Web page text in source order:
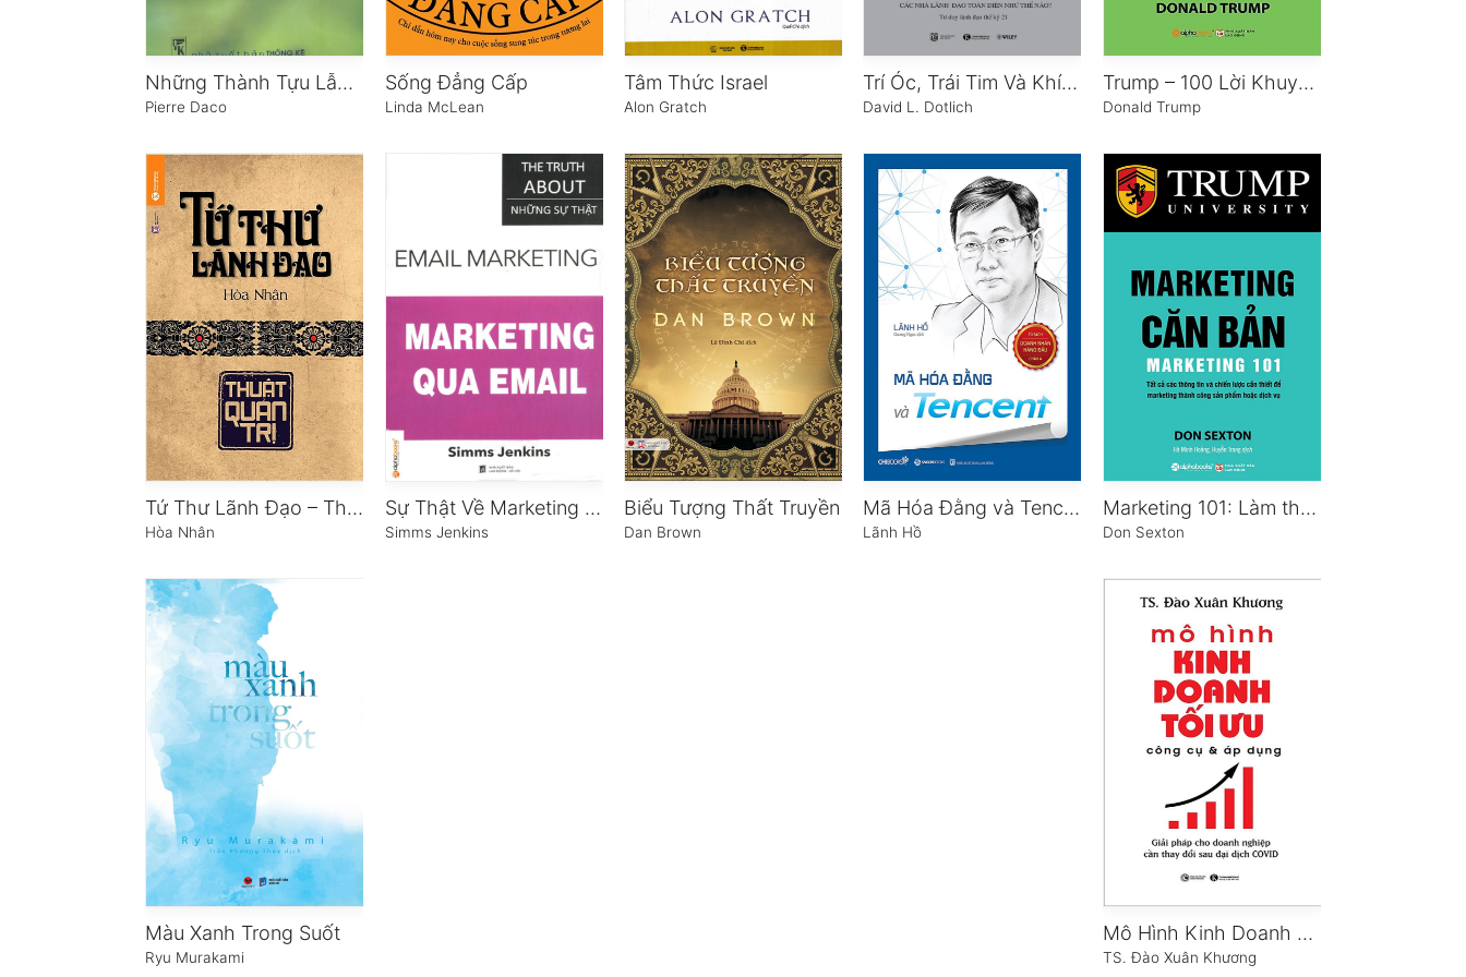
Những Thành Tựu Lẫy Lừng Trong Tâm Lý Học Hiện Đại
Pierre Daco
Sống Đẳng Cấp
Linda McLean
Tâm Thức Israel
Alon Gratch
Trí Óc, Trái Tim Và Khí Phách
David L. Dotlich
Trump – 100 Lời Khuyên Đầu Tư Bất Động Sản Khôn Ngoan Nhất
Donald Trump
Tứ Thư Lãnh Đạo – Thuật Quản Trị
Hòa Nhân
Sự Thật Về Marketing Qua Email
Simms Jenkins
Biểu Tượng Thất Truyền
Dan Brown
Mã Hóa Đằng và Tencent
Lãnh Hồ
Marketing 101: Làm thế nào để sử dụng những ý tưởng Marketing hiệu quả nhất để thu hút khách hàng
Don Sexton
Màu Xanh Trong Suốt
Ryu Murakami
Mô Hình Kinh Doanh Tối Ưu: Công Cụ Và Áp Dụng
TS. Đào Xuân Khương